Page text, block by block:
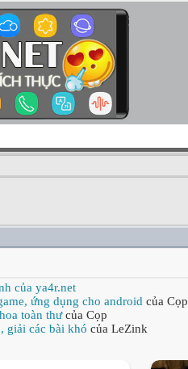
của ya4r.net
ứng dụng cho android của Cọp
toàn thưcủa Cọp
giải các bài khó của LeZink